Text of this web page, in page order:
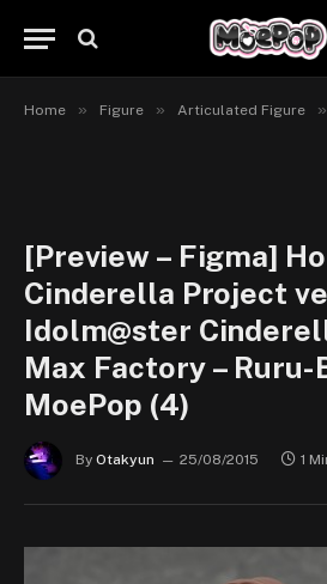
Home » Figure » Articulated Figure »
[Preview – Figma]
Cinderella Project
Idolm@ster
Max Factory – Ruru-
MoePop (4)
By Otakyun 25/08/2015 1